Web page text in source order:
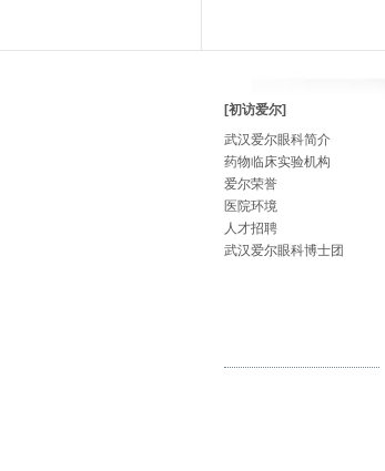
[初访爱尔]
武汉爱尔眼科简介
药物临床实验机构
爱尔荣誉
医院环境
人才招聘
武汉爱尔眼科博士团